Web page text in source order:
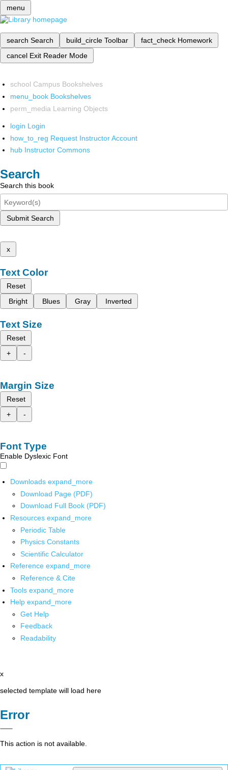
menu
search Search build_circle Toolbar fact_check Homework
cancel Exit Reader Mode
school Campus Bookshelves
menu_book Bookshelves
perm_media Learning Objects
login Login
how_to_reg Request Instructor Account
hub Instructor Commons
Search
Search this book
Submit Search
x
Text Color
Reset
Bright
Blues Gray Inverted
Text Size
Reset
+
-
Margin Size
Reset
+
-
Font Type
Enable Dyslexic Font
Downloads expand_more
Download Page (PDF)
Download Full Book (PDF)
Resources expand_more
Periodic Table
Physics Constants
Scientific Calculator
Reference expand_more
Reference & Cite
Tools expand_more
Help expand_more
Get Help
Feedback
Readability
x
selected template will load here
Error
This action is not available.